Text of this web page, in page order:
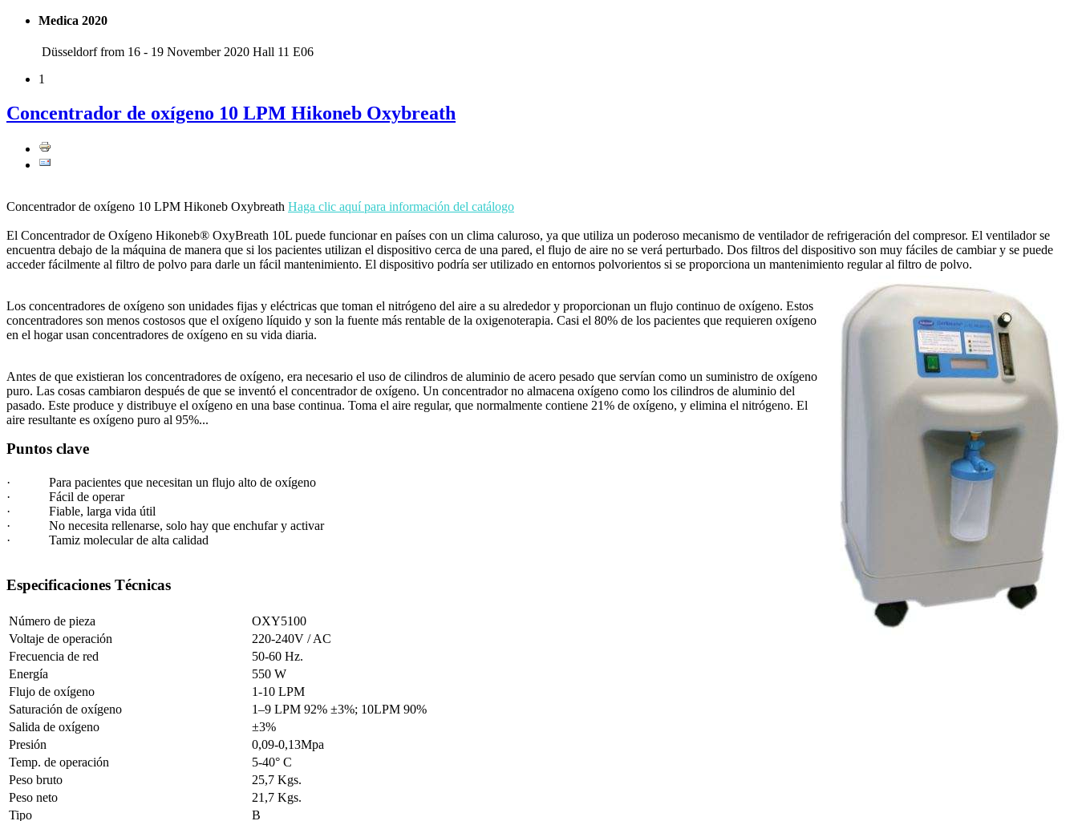
Medica 2020
Düsseldorf from 16 - 19 November 2020 Hall 11 E06
1
Concentrador de oxígeno 10 LPM Hikoneb Oxybreath
Concentrador de oxígeno 10 LPM Hikoneb Oxybreath Haga clic aquí para información del catálogo
El Concentrador de Oxígeno Hikoneb® OxyBreath 10L puede funcionar en países con un clima caluroso, ya que utiliza un poderoso mecanismo de ventilador de refrigeración del compresor. El ventilador se
encuentra debajo de la máquina de manera que si los pacientes utilizan el dispositivo cerca de una pared, el flujo de aire no se verá perturbado. Dos filtros del dispositivo son muy fáciles de cambiar y se puede
acceder fácilmente al filtro de polvo para darle un fácil mantenimiento. El dispositivo podría ser utilizado en entornos polvorientos si se proporciona un mantenimiento regular al filtro de polvo.
Los concentradores de oxígeno son unidades fijas y eléctricas que toman el nitrógeno del aire a su alrededor y proporcionan un flujo continuo de oxígeno. Estos
concentradores son menos costosos que el oxígeno líquido y son la fuente más rentable de la oxigenoterapia. Casi el 80% de los pacientes que requieren oxígeno
en el hogar usan concentradores de oxígeno en su vida diaria.
Antes de que existieran los concentradores de oxígeno, era necesario el uso de cilindros de aluminio de acero pesado que servían como un suministro de oxígeno
puro. Las cosas cambiaron después de que se inventó el concentrador de oxígeno. Un concentrador no almacena oxígeno como los cilindros de aluminio del
pasado. Este produce y distribuye el oxígeno en una base continua. Toma el aire regular, que normalmente contiene 21% de oxígeno, y elimina el nitrógeno. El
aire resultante es oxígeno puro al 95%...
Puntos clave
· Para pacientes que necesitan un flujo alto de oxígeno
· Fácil de operar
· Fiable, larga vida útil
· No necesita rellenarse, solo hay que enchufar y activar
· Tamiz molecular de alta calidad
Especificaciones Técnicas
Número de pieza
OXY5100
Voltaje de operación
220-240V / AC
Frecuencia de red
50-60 Hz.
Energía
550 W
Flujo de oxígeno
1-10 LPM
Saturación de oxígeno
1–9 LPM 92% ±3%; 10LPM 90%
Salida de oxígeno
±3%
Presión
0,09-0,13Mpa
Temp. de operación
5-40° C
Peso bruto
25,7 Kgs.
Peso neto
21,7 Kgs.
Tipo
B